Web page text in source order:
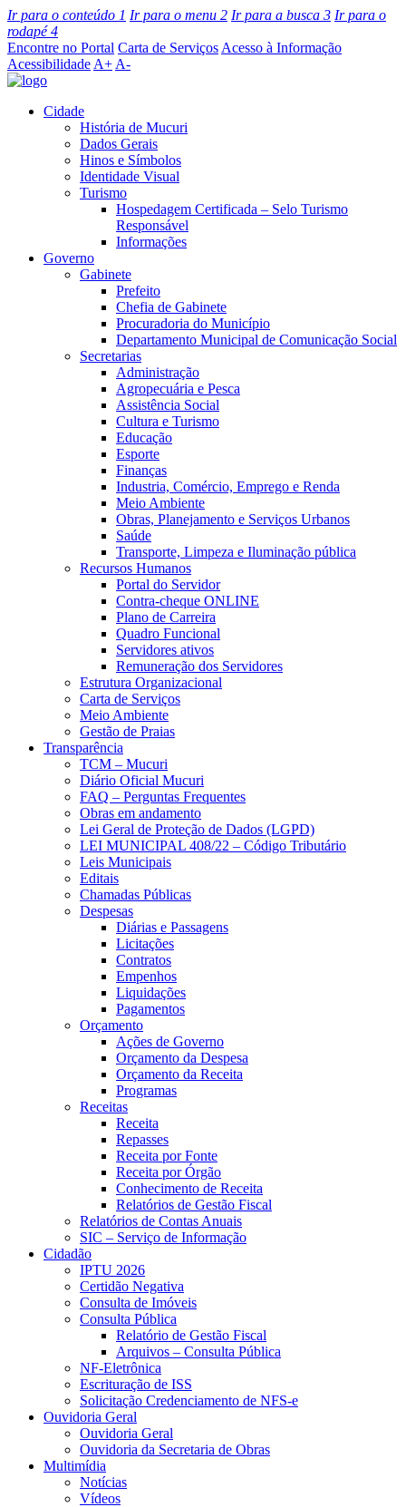
Ir para o conteúdo 1 Ir para o menu 2 Ir para a busca 3 Ir para o
rodapé4
Encontre no Portal Carta de Serviços Acesso à Informação
Acessibilidade A+ A-
Cidade
História de Mucuri
Dados Gerais
Hinos e Símbolos
Identidade Visual
Turismo
Hospedagem Certificada – Selo Turismo
Responsável
Informações
Governo
Gabinete
Prefeito
Chefia de Gabinete
Procuradoria do Município
Departamento Municipal de Comunicação Social
Secretarias
Administração
Agropecuária e Pesca
Assistência Social
Cultura e Turismo
Educação
Esporte
Finanças
Industria, Comércio, Emprego e Renda
Meio Ambiente
Obras, Planejamento e Serviços Urbanos
Saúde
Transporte, Limpeza e Iluminação pública
Recursos Humanos
Portal do Servidor
Contra-cheque ONLINE
Plano de Carreira
Quadro Funcional
Servidores ativos
Remuneração dos Servidores
Estrutura Organizacional
Carta de Serviços
Meio Ambiente
Gestão de Praias
Transparência
TCM – Mucuri
Diário Oficial Mucuri
FAQ – Perguntas Frequentes
Obras em andamento
Lei Geral de Proteção de Dados (LGPD)
LEI MUNICIPAL 408/22 – Código Tributário
Leis Municipais
Editais
Chamadas Públicas
Despesas
Diárias e Passagens
Licitações
Contratos
Empenhos
Liquidações
Pagamentos
Orçamento
Ações de Governo
Orçamento da Despesa
Orçamento da Receita
Programas
Receitas
Receita
Repasses
Receita por Fonte
Receita por Órgão
Conhecimento de Receita
Relatórios de Gestão Fiscal
Relatórios de Contas Anuais
SIC – Serviço de Informação
Cidadão
IPTU 2026
Certidão Negativa
Consulta de Imóveis
Consulta Pública
Relatório de Gestão Fiscal
Arquivos – Consulta Pública
NF-Eletrônica
Escrituração de ISS
Solicitação Credenciamento de NFS-e
Ouvidoria Geral
Ouvidoria Geral
Ouvidoria da Secretaria de Obras
Multimídia
Notícias
Vídeos